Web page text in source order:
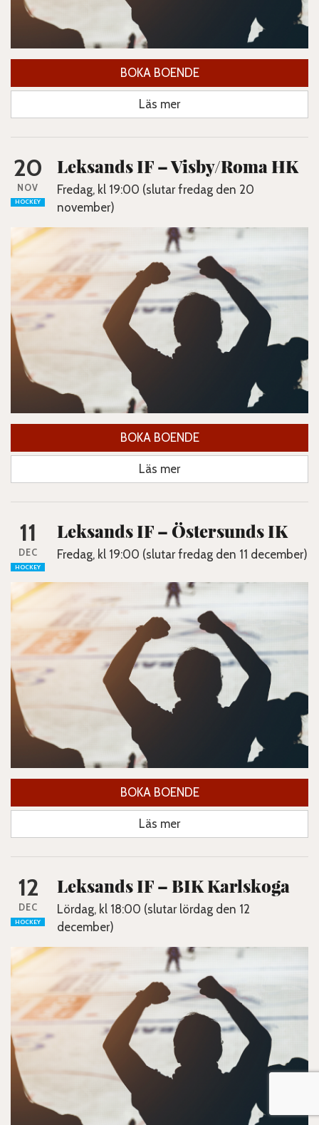
BOKA BOENDE
Läs mer
20
NOV
HOCKEY
Leksands IF – Visby/Roma HK
Fredag, kl 19:00 (slutar fredag den 20
november)
BOKA BOENDE
Läs mer
11
DEC
HOCKEY
Leksands IF – Östersunds IK
Fredag, kl 19:00 (slutar fredag den 11 december)
BOKA BOENDE
Läs mer
12
DEC
HOCKEY
Leksands IF – BIK Karlskoga
Lördag, kl 18:00 (slutar lördag den 12
december)